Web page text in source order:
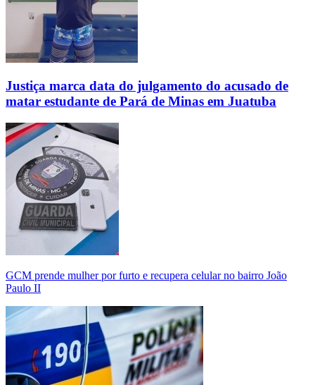
Justiça marca data do julgamento do acusado de
matar estudante de Pará de Minas em Juatuba
GCM prende mulher por furto e recupera celular no bairro João
Paulo II